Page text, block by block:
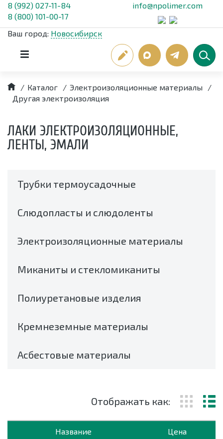
8 (992) 027-11-84
8 (800) 101-00-17
info@npolimer.com
Ваш город: Новосибирск
/ Каталог / Электроизоляционные материалы
/
Другая электроизоляция
ЛАКИ ЭЛЕКТРОИЗОЛЯЦИОННЫЕ,
ЛЕНТЫ, ЭМАЛИ
Отображать как:
Название Цена
Трубки термоусадочные
Слюдопласты и слюдоленты
Электроизоляционные материалы
Миканиты и стекломиканиты
Полиуретановые изделия
Кремнеземные материалы
Асбестовые материалы